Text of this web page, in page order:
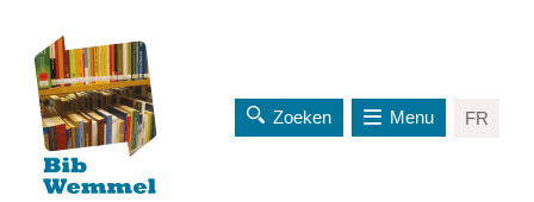
Zoeken FR
Menu